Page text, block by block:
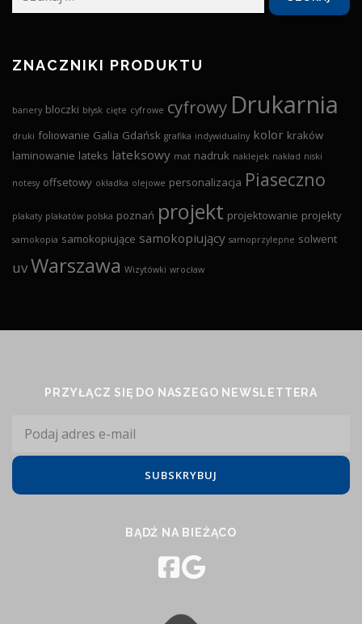
ZNACZNIKI PRODUKTU
banery bloczki błysk cięte cyfrowe cyfrowy Drukarnia
druki foliowanie Galia Gdańsk grafika indywidualny kolor kraków
laminowanie lateks lateksowy mat nadruk naklejek nakład niski
notesy offsetowy okładka olejowe personalizacja Piaseczno
plakaty plakatów polska poznań projekt projektowanie projekty
samokopia samokopiujące samokopiujący samoprzylepne solwent
uvWarszawa Wizytówki wrocław
PRZYŁĄCZ SIĘ DO NASZEGO NEWSLETTERA
BĄDŹ NA BIEŻĄCO